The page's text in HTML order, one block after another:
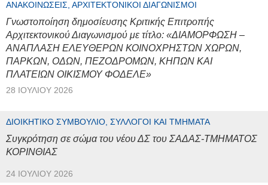
ΑΝΑΚΟΙΝΏΣΕΙΣ, ΑΡΧΙΤΕΚΤΟΝΙΚΟΊ ΔΙΑΓΩΝΙΣΜΟΊ
Γνωστοποίηση δημοσίευσης Κριτικής Επιτροπής
Αρχιτεκτονικού Διαγωνισμού με τίτλο: «ΔΙΑΜΟΡΦΩΣΗ –
ΑΝΑΠΛΑΣΗ ΕΛΕΥΘΕΡΩΝ ΚΟΙΝΟΧΡΗΣΤΩΝ ΧΩΡΩΝ,
ΠΑΡΚΩΝ, ΟΔΩΝ, ΠΕΖΟΔΡΟΜΩΝ, ΚΗΠΩΝ ΚΑΙ
ΠΛΑΤΕΙΩΝ ΟΙΚΙΣΜΟΥ ΦΟΔΕΛΕ»
28 ΙΟΥΛΊΟΥ 2026
ΔΙΟΙΚΗΤΙΚΌ ΣΥΜΒΟΎΛΙΟ, ΣΎΛΛΟΓΟΙ ΚΑΙ ΤΜΉΜΑΤΑ
Συγκρότηση σε σώμα του νέου ΔΣ του ΣΑΔΑΣ-ΤΜΗΜΑΤΟΣ
ΚΟΡΙΝΘΙΑΣ
24 ΙΟΥΛΊΟΥ 2026